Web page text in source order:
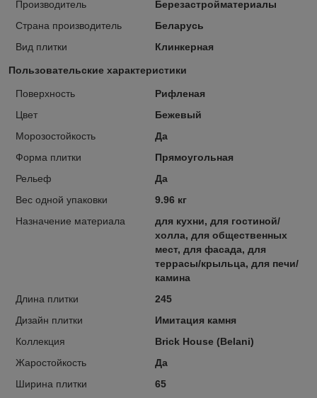
Производитель
Березастройматериалы
Страна производитель
Беларусь
Вид плитки
Клинкерная
Пользовательские характеристики
Поверхность
Рифленая
Цвет
Бежевый
Морозостойкость
Да
Форма плитки
Прямоугольная
Рельеф
Да
Вес одной упаковки
9.96 кг
Назначение материала
для кухни, для гостиной/
холла, для общественных
мест, для фасада, для
террасы/крыльца, для печи/
камина
Длина плитки
245
Дизайн плитки
Имитация камня
Коллекция
Brick House (Belani)
Жаростойкость
Да
Ширина плитки
65